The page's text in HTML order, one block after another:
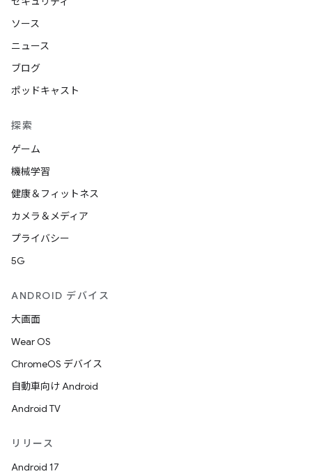
ソース
ニュース
ブログ
ポッドキャスト
探索
ゲーム
機械学習
健康＆フィットネス
カメラ＆メディア
プライバシー
5G
ANDROID デバイス
大画面
Wear OS
ChromeOS デバイス
自動車向け Android
Android TV
リリース
Android 17